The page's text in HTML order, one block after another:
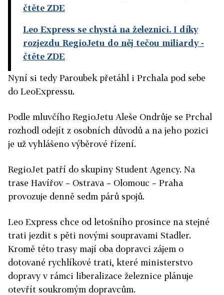
čtěte ZDE
Leo Express se chystá na železnici. I díky
rozjezdu RegioJetu do něj tečou miliardy-
čtěte ZDE
Nyní si tedy Paroubek přetáhl i Prchala pod sebe
do LeoExpressu.
Podle mluvčího RegioJetu Aleše Ondrůje se Prchal
rozhodl odejít z osobních důvodů a na jeho pozici
je už vyhlášeno výběrové řízení.
RegioJet patří do skupiny Student Agency. Na
trase Havířov – Ostrava – Olomouc – Praha
provozuje denně sedm párů spojů.
Leo Express chce od letošního prosince na stejné
trati jezdit s pěti novými soupravami Stadler.
Kromě této trasy mají oba dopravci zájem o
dotované rychlíkové trati, které ministerstvo
dopravy v rámci liberalizace železnice plánuje
otevřít soukromým dopravcům.